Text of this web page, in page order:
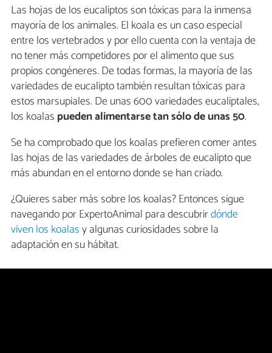
Las hojas de los eucaliptos son tóxicas para la inmensa
mayoría de los animales. El koala es un caso especial
entre los vertebrados y por ello cuenta con la ventaja de
no tener más competidores por el alimento que sus
propios congéneres. De todas formas, la mayoría de las
variedades de eucalipto también resultan tóxicas para
estos marsupiales. De unas 600 variedades eucaliptales,
los koalas pueden alimentarse tan sólo de unas 50.
Se ha comprobado que los koalas prefieren comer antes
las hojas de las variedades de árboles de eucalipto que
más abundan en el entorno donde se han criado.
¿Quieres saber más sobre los koalas? Entonces sigue
navegando por ExpertoAnimal para descubrirdónde
viven los koalasy algunas curiosidades sobre la
adaptación en su hábitat.